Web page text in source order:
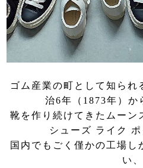
ゴム産業の町として知ら
治6年（1873年）か
靴を作り続けてきたムーン
シューズ ライク ポ
国内でもごく僅かの工場し
い、